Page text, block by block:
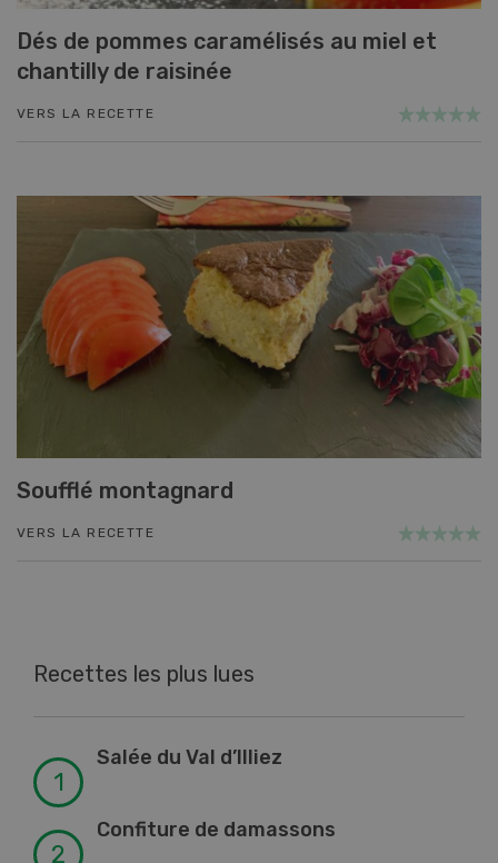
Dés de pommes caramélisés au miel et
chantilly de raisinée
VERS LA RECETTE
Soufflé montagnard
VERS LA RECETTE
Recettes les plus lues
Salée du Val d’Illiez
Confiture de damassons